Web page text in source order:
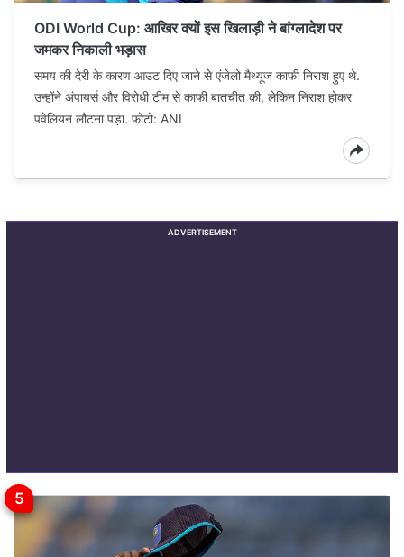
ODI World Cup: आखिर क्यों इस खिलाड़ी ने बांग्‍लादेश पर
जमकर निकाली भड़ास
समय की देरी के कारण आउट दिए जाने से एंजेलो मैथ्‍यूज काफी निराश हुए थे.
उन्‍होंने अंपायर्स और विरोधी टीम से काफी बातचीत की, लेकिन निराश होकर
पवेलियन लौटना पड़ा. फोटो: ANI
ADVERTISEMENT